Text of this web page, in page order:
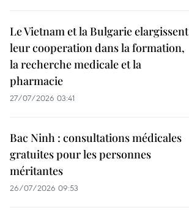
Le Vietnam et la Bulgarie elargissent
leur cooperation dans la formation,
la recherche medicale et la
pharmacie
27/07/2026 03:41
Bac Ninh : consultations médicales
gratuites pour les personnes
méritantes
26/07/2026 09:53